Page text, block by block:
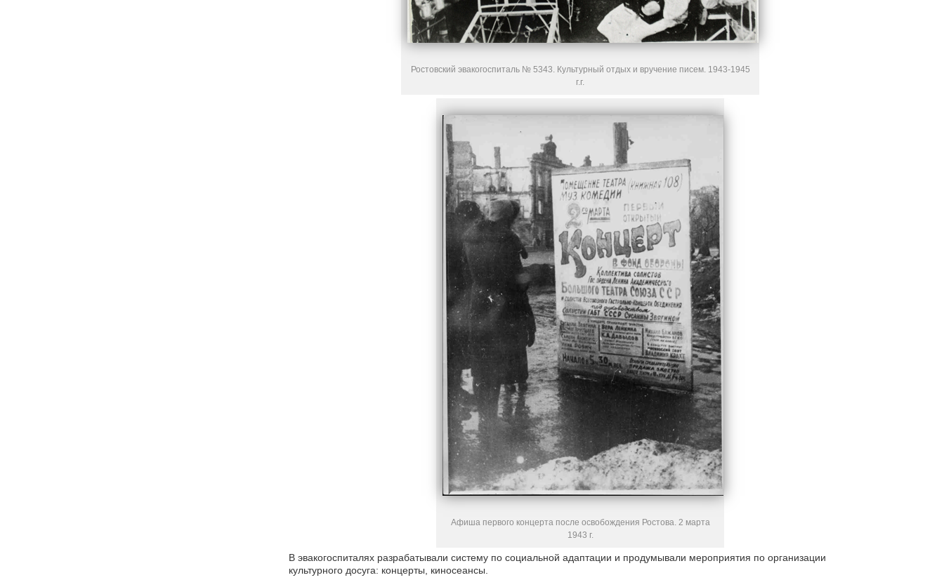
Ростовский эвакогоспиталь № 5343. Культурный отдых и вручение писем. 1943-1945
г.г.
Афиша первого концерта после освобождения Ростова. 2 марта
1943 г.
В эвакогоспиталях разрабатывали систему по социальной адаптации и продумывали мероприятия по организации
культурного досуга: концерты, киносеансы.